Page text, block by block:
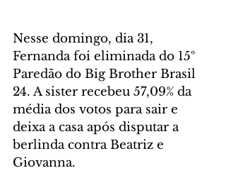
Nesse domingo, dia 31,
Fernanda foi eliminada do 15º
Paredão do Big Brother Brasil
24. A sister recebeu 57,09% da
média dos votos para sair e
deixa a casa após disputar a
berlinda contra Beatriz e
Giovanna.